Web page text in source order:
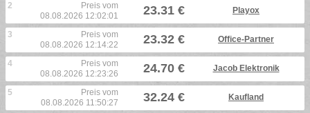
2
Preis vom
08.08.2026 12:02:01
23.31 € Playox
3
Preis vom
08.08.2026 12:14:22
23.32 € Office-Partner
4
Preis vom
08.08.2026 12:23:26
24.70 € Jacob Elektronik
5
Preis vom
08.08.2026 11:50:27
32.24 € Kaufland